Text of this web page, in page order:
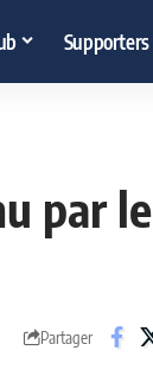
Supporters
par le
Partager